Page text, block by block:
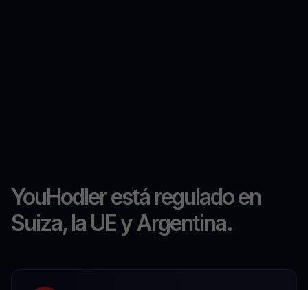
YouHodler está regulado en
Suiza, la UE y Argentina.